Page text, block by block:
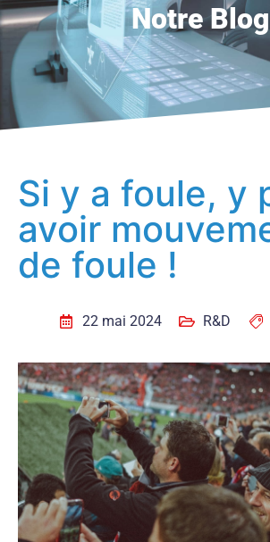
Notre Blog
Si y a foule, y
avoir
de foule !
22 mai 2024 R&D